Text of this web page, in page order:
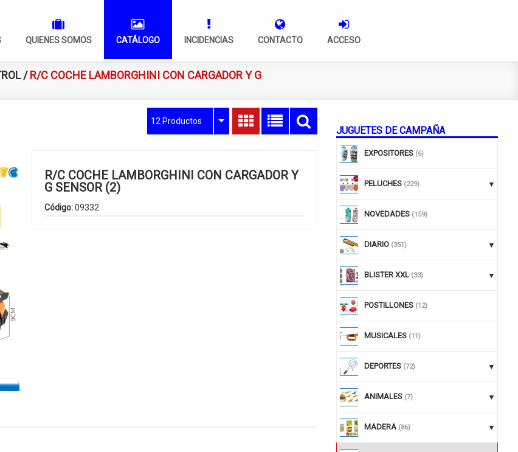
QUIENES SOMOS CATÁLOGO INCIDENCIAS CONTACTO ACCESO
/R/C COCHE LAMBORGHINI CON CARGADOR Y G
JUGUETES DE CAMPAÑA
EXPOSITORES (6)
PELUCHES (229)
NOVEDADES (159)
DIARIO (351)
BLISTER XXL (33)
POSTILLONES (12)
MUSICALES (11)
DEPORTES (72)
ANIMALES (7)
MADERA (86)
12 Productos
R/C COCHE LAMBORGHINI CON CARGADOR Y
G SENSOR (2)
Código:09332